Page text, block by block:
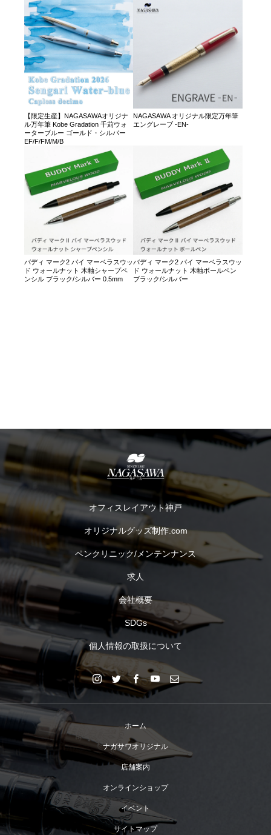
【限定生産】NAGASAWAオリジナ
ル万年筆 Kobe Gradation 千苅ウォ
ーターブルー ゴールド・シルバー
EF/F/FM/M/B
NAGASAWA オリジナル限定万年筆
エングレーブ -EN-
バディ マーク2 バイ マーベラスウッ
ド ウォールナット 木軸シャープペ
ンシル ブラック/シルバー 0.5mm
バディ マーク2 バイ マーベラスウッ
ド ウォールナット 木軸ボールペン
ブラック/シルバー
オフィスレイアウト神戸
オリジナルグッズ制作.com
ペンクリニック/メンテンナンス
求人
会社概要
SDGs
個人情報の取扱について
ホーム
ナガサワオリジナル
店舗案内
オンラインショップ
イベント
サイトマップ